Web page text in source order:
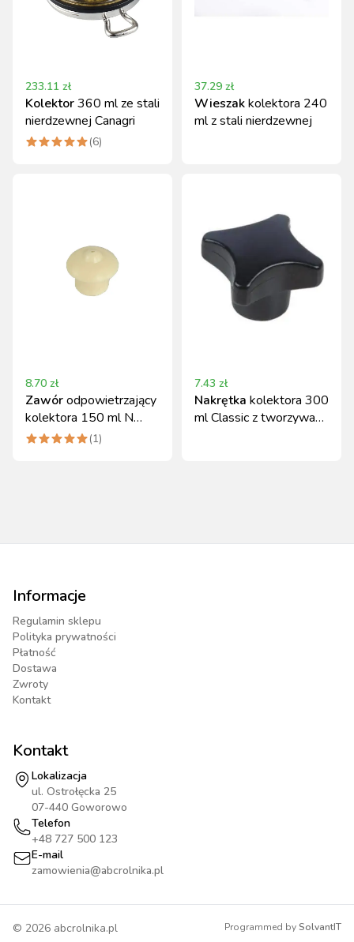
233.11 zł
Kolektor360 ml ze stali
nierdzewnej Canagri
(6)
37.29 zł
Wieszakkolektora 240
ml z stali nierdzewnej
8.70 zł
Zawórodpowietrzający
kolektora 150 ml N
Canagri
(1)
7.43 zł
Nakrętka kolektora 300
ml Classic z tworzywa
Informacje
Regulamin sklepu
Polityka prywatności
Płatność
Dostawa
Zwroty
Kontakt
Kontakt
Lokalizacja
ul. Ostrołęcka 25
07-440 Goworowo
Telefon
+48 727 500 123
E-mail
zamowienia@abcrolnika.pl
© 2026 abcrolnika.pl Programmed bySolvantIT